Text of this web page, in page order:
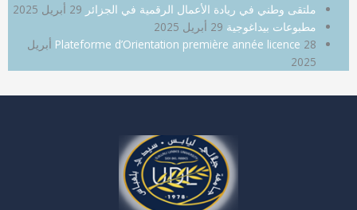
ملتقى وطني في ريادة الأعمال الرقمية في الجزائر 29 أبريل 2025
مطبوعات بيداغوجية 29 أبريل 2025
Plateforme d’Orientation première année licence 28 أبريل
2025